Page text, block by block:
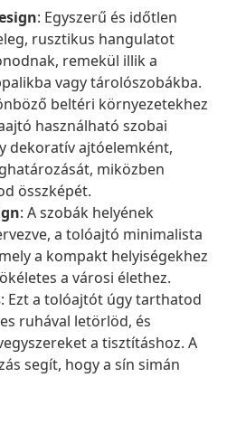
: Egyszerű és időtlen
rusztikus hangulatot
remekül illik a
vagy tárolószobákba.
beltéri környezetekhez
használható szobai
dekoratív ajtóelemként,
miközben
összképét.
: A szobák helyének
a tolóajtó minimalista
a kompakt helyiségekhez
a városi élethez.
: Ezt a tolóajtót úgy tarthatod
ruhával letörlöd, és
a tisztításhoz. A
segít, hogy a sín simán